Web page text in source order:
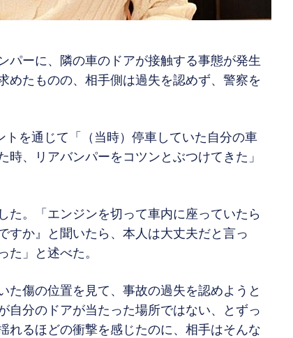
パーに、隣の車のドアが接触する事態が発生
めたものの、相手側は過失を認めず、警察を
トを通じて「（当時）停車していた自分の車
、リアバンパーをコツンとぶつけてきた」
た。「エンジンを切って車内に座っていたら
すか』と聞いたら、本人は大丈夫だと言っ
」と述べた。
傷の位置を見て、事故の過失を認めようと
自分のドアが当たった場所ではない、とずっ
れるほどの衝撃を感じたのに、相手はそんな